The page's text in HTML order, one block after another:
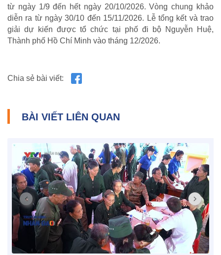
BẠN ĐỌC
từ ngày 1/9 đến hết ngày 20/10/2026. Vòng chung khảo
diễn ra từ ngày 30/10 đến 15/11/2026. Lễ tổng kết và trao
giải dự kiến được tổ chức tại phố đi bộ Nguyễn Huệ,
Thành phố Hồ Chí Minh vào tháng 12/2026.
Chia sẻ bài viết:
BÀI VIẾT LIÊN QUAN